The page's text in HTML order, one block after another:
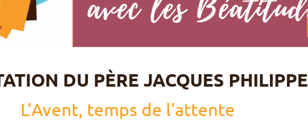
DU PÈRE JACQUES PHILIPPE
L’Avent, temps de l’attente